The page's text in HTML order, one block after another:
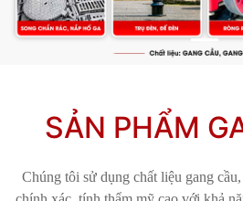
SẢN PHẨM
Chúng tôi sử dụng chất liệu gang